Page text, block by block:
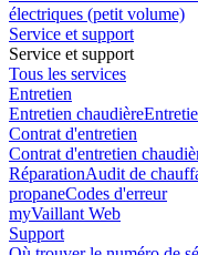
électriques (petit volume)
Service et support
Service et support
Tous les services
Entretien
Entretien chaudière
Contrat d'entretien
Contrat d'entretien
RéparationAudit de
propaneCodes d'erreur
myVaillant Web
Support